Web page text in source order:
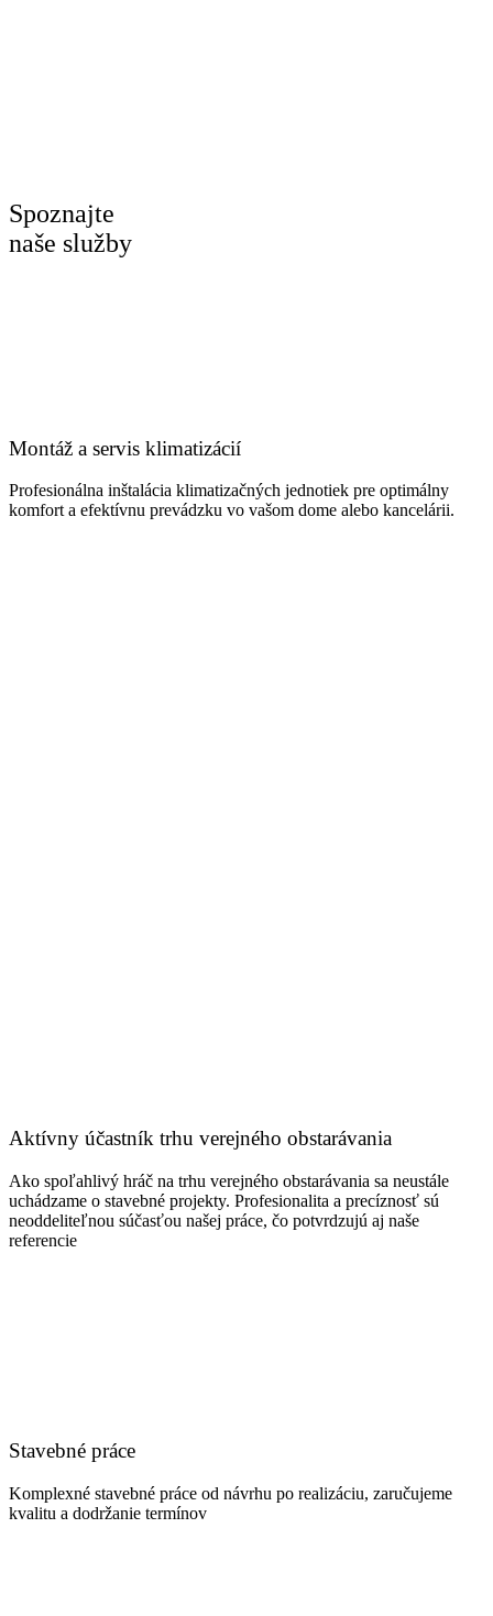
Spoznajte
naše služby
Montáž a servis klimatizácií
Profesionálna inštalácia klimatizačných jednotiek pre optimálny
komfort a efektívnu prevádzku vo vašom dome alebo kancelárii.
Aktívny účastník trhu verejného obstarávania
Ako spoľahlivý hráč na trhu verejného obstarávania sa neustále
uchádzame o stavebné projekty. Profesionalita a precíznosť sú
neoddeliteľnou súčasťou našej práce, čo potvrdzujú aj naše
referencie
Stavebné práce
Komplexné stavebné práce od návrhu po realizáciu, zaručujeme
kvalitu a dodržanie termínov